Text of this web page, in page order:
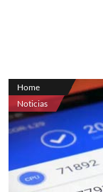
Home
Noticias